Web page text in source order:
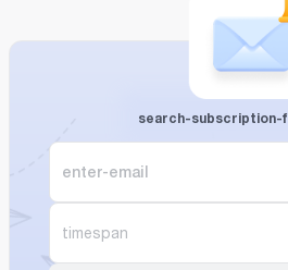
search-
timespan